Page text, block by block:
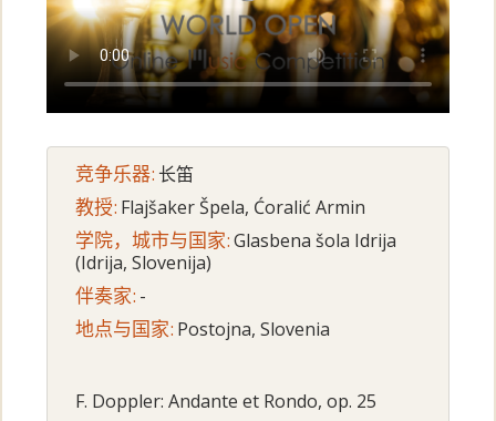
竞争乐器: 长笛
教授: Flajšaker Špela, Ćoralić Armin
学院，城市与国家:Glasbena šola Idrija
(Idrija, Slovenija)
伴奏家: -
地点与国家: Postojna, Slovenia
F. Doppler: Andante et Rondo, op. 25